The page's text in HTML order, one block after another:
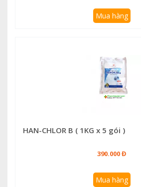
Mua hàng
HAN-CHLOR B ( 1KG x 5 gói )
390.000 Đ
Mua hàng